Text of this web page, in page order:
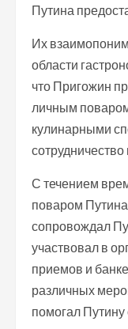
Путина
Их
области
что Пригожин
личным
кулинарными
сотрудничество
С течением
поваром
сопровождал
участвовал в
приемов и
различных
помогал